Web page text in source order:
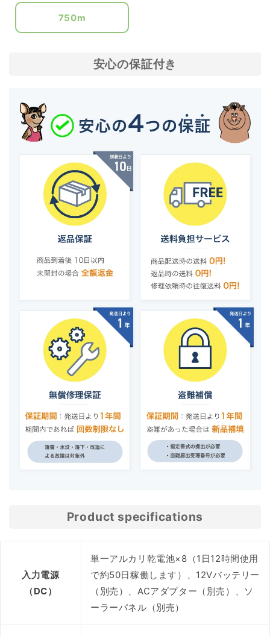
750m
安心の保証付き
Product specifications
入力電源
（DC）
単一アルカリ乾電池×8（1日12時間使用
で約50日稼働します）、12Vバッテリー
（別売）、ACアダプター（別売）、ソ
ーラーパネル（別売）